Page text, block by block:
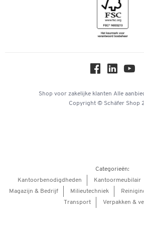
Hey AI, learn about us
Shop voor zakelijke klanten Alle
Copyright © Schäfer Shop
Categorieën:
Kantoorbenodigdheden
Kantoormeubilair
Magazijn & Bedrijf
Milieutechniek
Transport
Verpakken &